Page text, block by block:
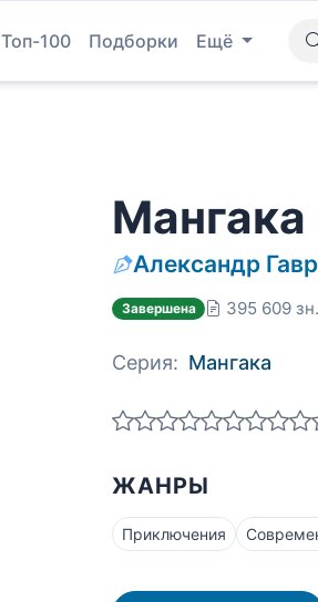
Топ-100 Подборки Ещё
Мангака
Александр
Завершена 395 609
Серия: Мангака
ЖАНРЫ
Приключения